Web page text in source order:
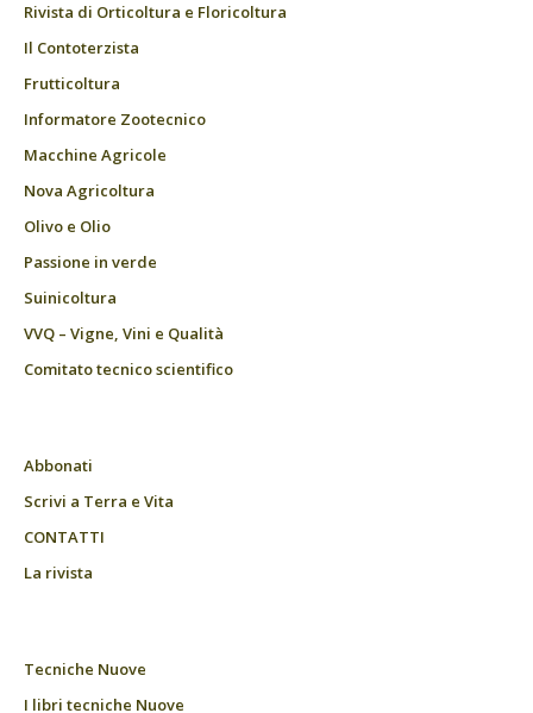
Rivista di Orticoltura e Floricoltura
Il Contoterzista
Frutticoltura
Informatore Zootecnico
Macchine Agricole
Nova Agricoltura
Olivo e Olio
Passione in verde
Suinicoltura
VVQ – Vigne, Vini e Qualità
Comitato tecnico scientifico
Abbonati
Scrivi a Terra e Vita
CONTATTI
La rivista
Tecniche Nuove
I libri tecniche Nuove